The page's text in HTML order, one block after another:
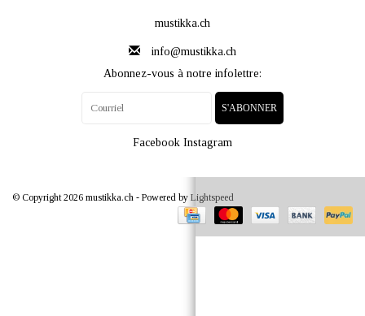
mustikka.ch
info@mustikka.ch
Abonnez-vous à notre infolettre:
S'ABONNER
Facebook Instagram
© Copyright 2026 mustikka.ch - Powered by Lightspeed